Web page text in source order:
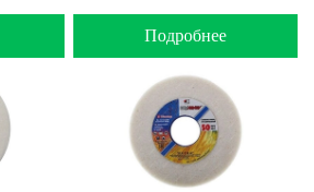
Подробнее